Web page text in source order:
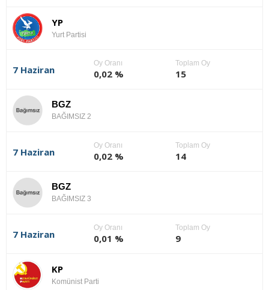
YP
Yurt Partisi
7 Haziran
Oy Oranı
0,02 %
Toplam Oy
15
BGZ
BAĞIMSIZ 2
7 Haziran
Oy Oranı
0,02 %
Toplam Oy
14
BGZ
BAĞIMSIZ 3
7 Haziran
Oy Oranı
0,01 %
Toplam Oy
9
KP
Komünist Parti